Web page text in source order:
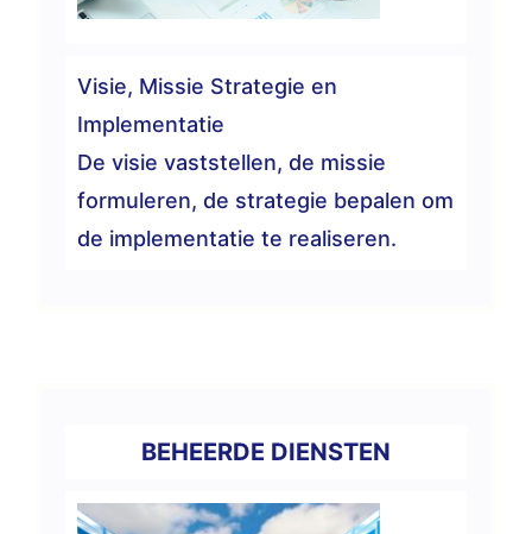
Visie, Missie Strategie en
Implementatie
De visie vaststellen, de missie
formuleren, de strategie bepalen om
de implementatie te realiseren.
BEHEERDE DIENSTEN